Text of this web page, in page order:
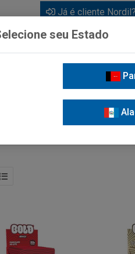
Já é cliente
seu Estado